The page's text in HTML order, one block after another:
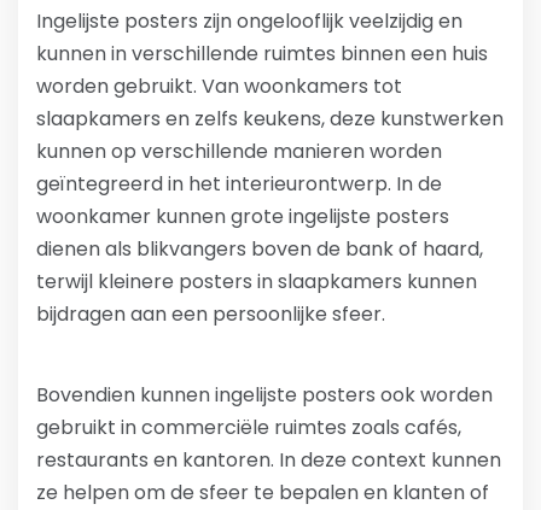
Ingelijste posters zijn ongelooflijk veelzijdig en
kunnen in verschillende ruimtes binnen een huis
worden gebruikt. Van woonkamers tot
slaapkamers en zelfs keukens, deze kunstwerken
kunnen op verschillende manieren worden
geïntegreerd in het interieurontwerp. In de
woonkamer kunnen grote ingelijste posters
dienen als blikvangers boven de bank of haard,
terwijl kleinere posters in slaapkamers kunnen
bijdragen aan een persoonlijke sfeer.
Bovendien kunnen ingelijste posters ook worden
gebruikt in commerciële ruimtes zoals cafés,
restaurants en kantoren. In deze context kunnen
ze helpen om de sfeer te bepalen en klanten of